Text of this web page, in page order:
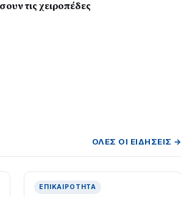
τις χειροπέδες
ΌΛΕΣ ΟΙ ΕΙΔΉΣΕΙΣ →
ΕΠΙΚΑΙΡΌΤΗΤΑ